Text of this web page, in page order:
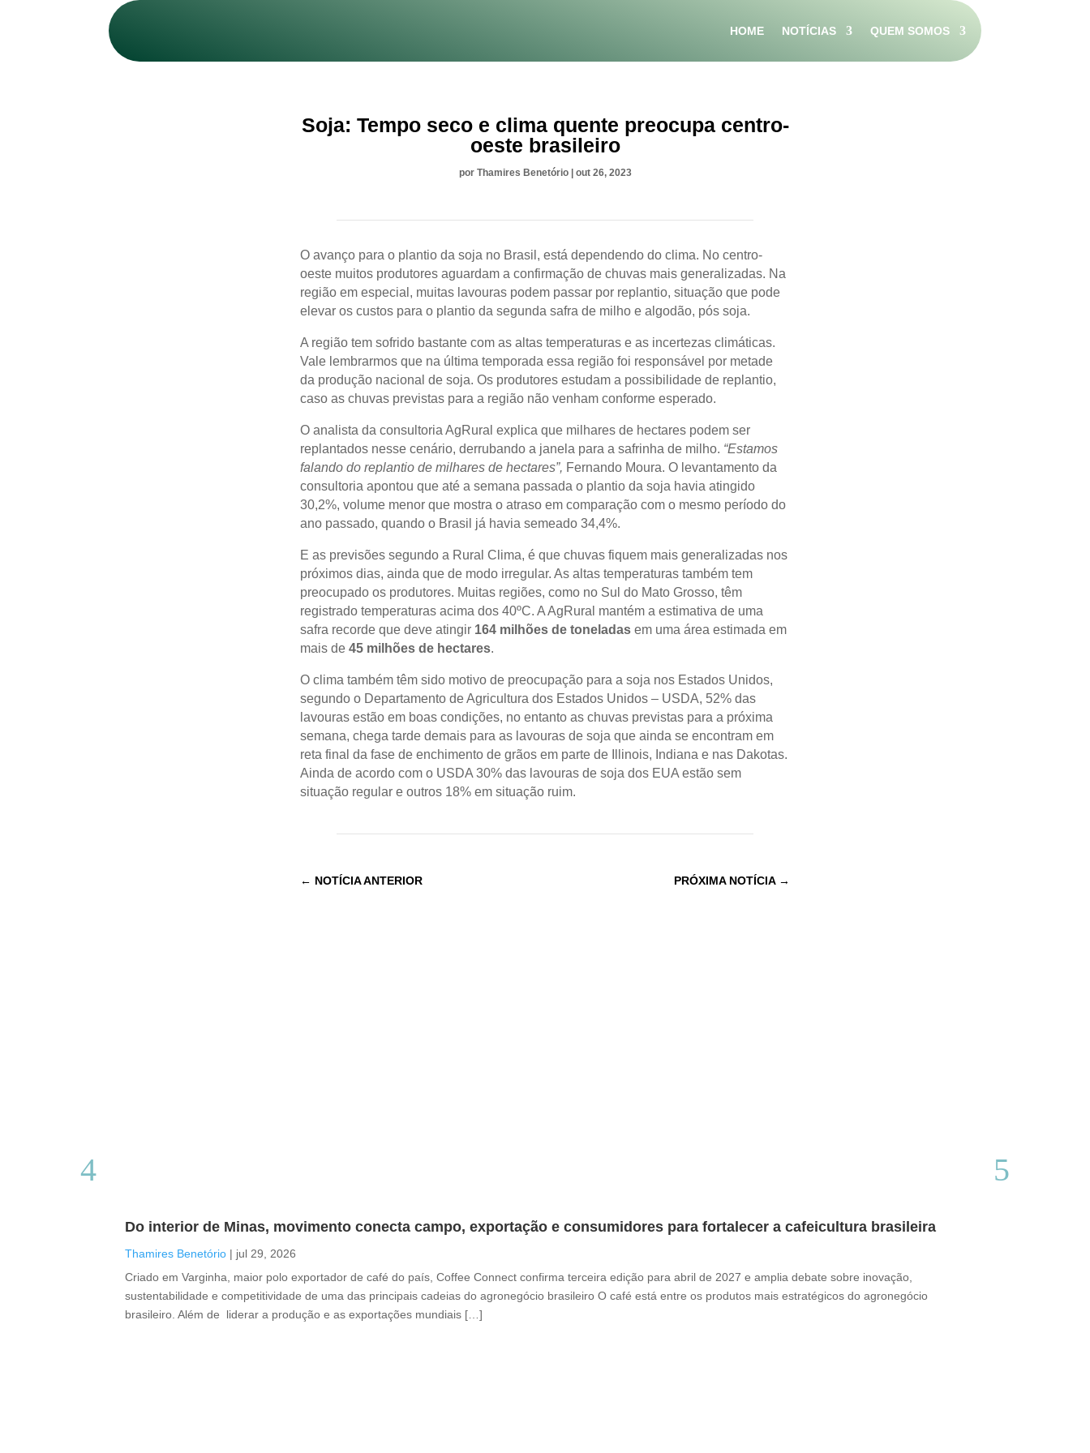
HOME NOTÍCIAS QUEM SOMOS
Soja: Tempo seco e clima quente preocupa centro-
oeste brasileiro
por Thamires Benetório| out 26, 2023
O avanço para o plantio da soja no Brasil, está dependendo do clima. No centro-
oeste muitos produtores aguardam a confirmação de chuvas mais generalizadas. Na
região em especial, muitas lavouras podem passar por replantio, situação que pode
elevar os custos para o plantio da segunda safra de milho e algodão, pós soja.
A região tem sofrido bastante com as altas temperaturas e as incertezas climáticas.
Vale lembrarmos que na última temporada essa região foi responsável por metade
da produção nacional de soja. Os produtores estudam a possibilidade de replantio,
caso as chuvas previstas para a região não venham conforme esperado.
O analista da consultoria AgRural explica que milhares de hectares podem ser
replantados nesse cenário, derrubando a janela para a safrinha de milho. “Estamos
falando do replantio de milhares de hectares”, Fernando Moura. O levantamento da
consultoria apontou que até a semana passada o plantio da soja havia atingido
30,2%, volume menor que mostra o atraso em comparação com o mesmo período do
ano passado, quando o Brasil já havia semeado 34,4%.
E as previsões segundo a Rural Clima, é que chuvas fiquem mais generalizadas nos
próximos dias, ainda que de modo irregular. As altas temperaturas também tem
preocupado os produtores. Muitas regiões, como no Sul do Mato Grosso, têm
registrado temperaturas acima dos 40ºC. A AgRural mantém a estimativa de uma
safra recorde que deve atingir 164 milhões de toneladasem uma área estimada em
mais de 45 milhões de hectares.
O clima também têm sido motivo de preocupação para a soja nos Estados Unidos,
segundo o Departamento de Agricultura dos Estados Unidos – USDA, 52% das
lavouras estão em boas condições, no entanto as chuvas previstas para a próxima
semana, chega tarde demais para as lavouras de soja que ainda se encontram em
reta final da fase de enchimento de grãos em parte de Illinois, Indiana e nas Dakotas.
Ainda de acordo com o USDA 30% das lavouras de soja dos EUA estão sem
situação regular e outros 18% em situação ruim.
← NOTÍCIA ANTERIOR PRÓXIMA NOTÍCIA→
Do interior de Minas, movimento conecta campo, exportação e consumidores para fortalecer a cafeicultura brasileira
Thamires Benetório | jul 29, 2026
Criado em Varginha, maior polo exportador de café do país, Coffee Connect confirma terceira edição para abril de 2027 e amplia debate sobre inovação,
sustentabilidade e competitividade de uma das principais cadeias do agronegócio brasileiro O café está entre os produtos mais estratégicos do agronegócio
brasileiro. Além de liderar a produção e as exportações mundiais […]